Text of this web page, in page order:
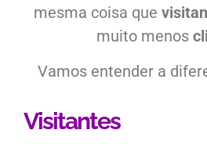
mesma coisa que
muito menos
Vamos entender a
Visitantes